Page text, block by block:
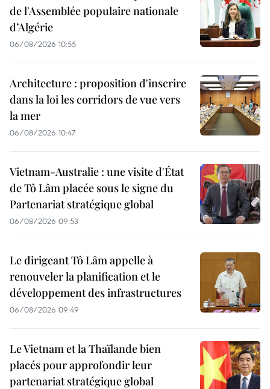
de l'Assemblée populaire nationale
d’Algérie
06/08/2026 10:55
Architecture : proposition d'inscrire
dans la loi les corridors de vue vers
la mer
06/08/2026 10:47
Vietnam-Australie : une visite d'État
de Tô Lâm placée sous le signe du
Partenariat stratégique global
06/08/2026 09:53
Le dirigeant Tô Lâm appelle à
renouveler la planification et le
développement des infrastructures
06/08/2026 09:49
Le Vietnam et la Thaïlande bien
placés pour approfondir leur
partenariat stratégique global